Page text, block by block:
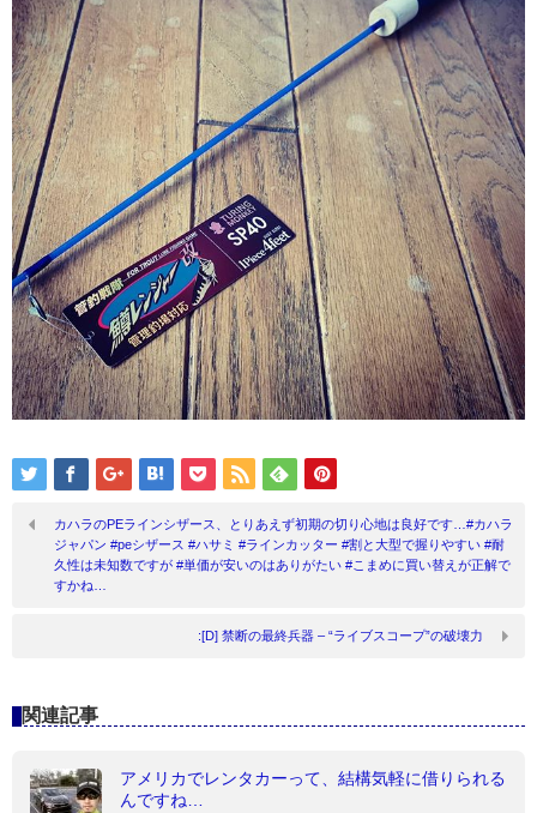
カハラのPEラインシザース、とりあえず初期の切り心地は良好です…#カハラ
ジャパン #peシザース #ハサミ #ラインカッター #割と大型で握りやすい #耐
久性は未知数ですが #単価が安いのはありがたい #こまめに買い替えが正解で
すかね…
:[D] 禁断の最終兵器 – “ライブスコープ”の破壊力
関連記事
アメリカでレンタカーって、結構気軽に借りられる
んですね…